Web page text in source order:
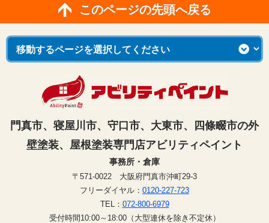
このページの先頭へ戻る
門真市、寝屋川市、守口市、大東市、四條畷市の外
壁塗装、屋根塗装専門店アビリティペイント
事務所・倉庫
〒571-0022 大阪府門真市沖町29-3
フリーダイヤル： 0120-227-723
TEL： 072-800-6979
受付時間10:00～18:00（大型連休を除き不定休）